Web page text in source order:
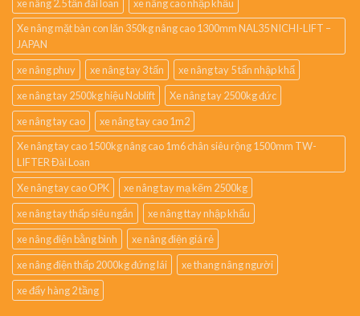
xe nâng 2.5 tấn đài loan
xe nâng cao nhập khẩu
Xe nâng mặt bàn con lăn 350kg nâng cao 1300mm NAL35 NICHI-LIFT –
JAPAN
xe nâng phuy
xe nâng tay 3 tấn
xe nâng tay 5 tấn nhập khẩ
xe nâng tay 2500kg hiệu Noblift
Xe nâng tay 2500kg đức
xe nâng tay cao
xe nâng tay cao 1m2
Xe nâng tay cao 1500kg nâng cao 1m6 chân siêu rộng 1500mm TW-
LIFTER Đài Loan
Xe nâng tay cao OPK
xe nâng tay mạ kẽm 2500kg
xe nâng tay thấp siêu ngắn
xe nâng ttay nhập khẩu
xe nâng điện bằng bình
xe nâng điện giá rẻ
xe nâng điện thấp 2000kg đứng lái
xe thang nâng người
xe đẩy hàng 2 tầng